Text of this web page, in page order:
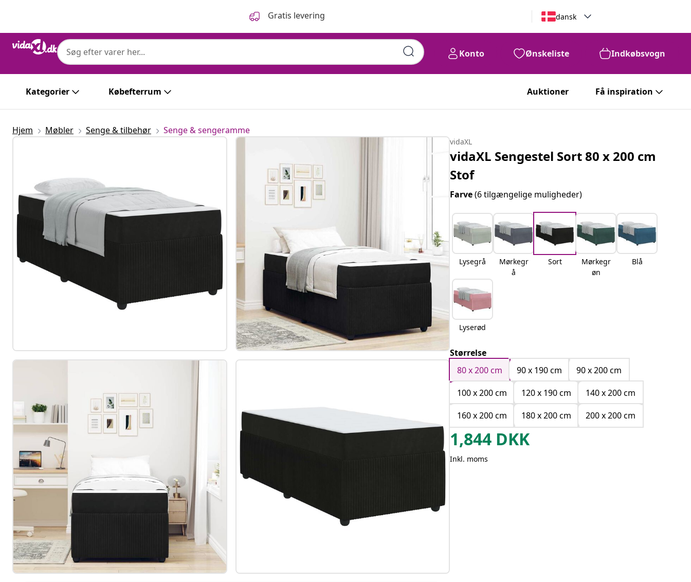
Gratis levering dansk
Konto Ønskeliste Indkøbsvogn
Kategorier Købefterrum Auktioner Få inspiration
Hjem Møbler Senge & tilbehør Senge & sengeramme
vidaXL
vidaXL Sengestel Sort 80 x 200 cm
Stof
Farve(6 tilgængelige muligheder)
Lysegrå
Mørkegr
å
Sort
Mørkegr
øn
Blå
Lyserød
Størrelse
80 x 200 cm
90 x 190 cm
90 x 200 cm
100 x 200 cm
120 x 190 cm
140 x 200 cm
160 x 200 cm
180 x 200 cm 200 x 200 cm
1,844 DKK
Inkl. moms